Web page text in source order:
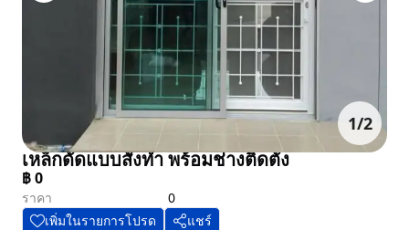
1/2
เหล็กดัดแบบสั่งทำ พร้อมช่างติดตั้ง
฿0
ราคา
0
เพิ่มในรายการโปรด
แชร์